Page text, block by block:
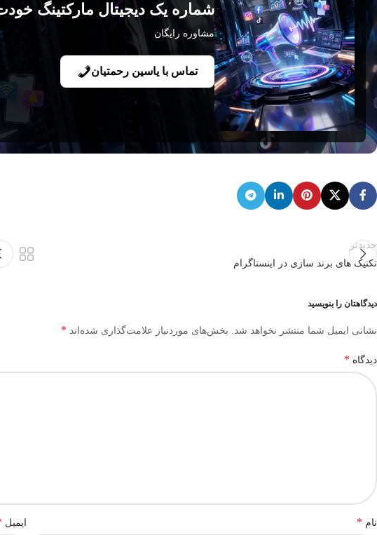
شماره یک دیجیتال مارکتینگ
مشاوره رایگان
تماس با یاسین رحمتیان
جدیدتر
تکنیک های برند سازی در اینستاگرام
دیدگاهتان را بنویسید
نشانی ایمیل شما منتشر نخواهد شد. بخش‌های موردنیاز علامت‌گذاری شده‌اند *
دیدگاه *
نام * ایمیل